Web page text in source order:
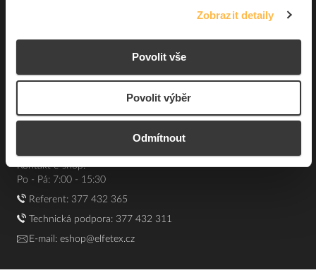
Zobrazit detaily
Povolit vše
Povolit výběr
Odmítnout
Plzeň 312 00
IČO: 40524485
Kontakt e-shop:
Po - Pá: 7:00 - 15:30
Referent: 377 432 365
Technická podpora: 377 432 311
E-mail: eshop@elfetex.cz